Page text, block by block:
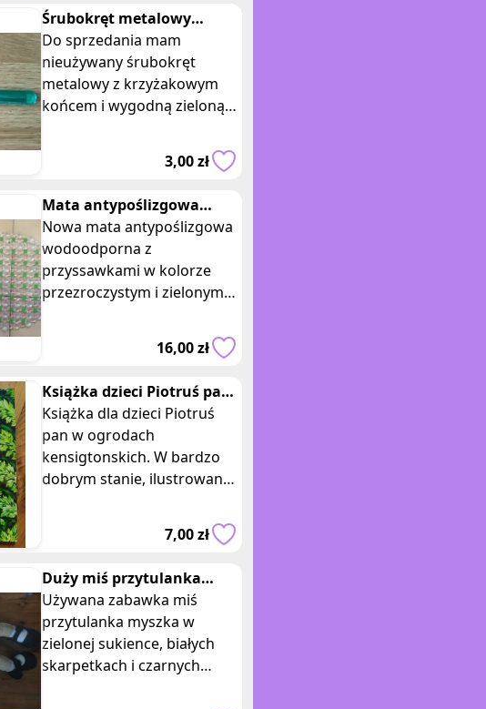
Śrubokręt metalowy
krzyżakowy zielona
plastikowa rączka mały
Do sprzedania mam
nieużywany śrubokręt
metalowy z krzyżakowym
końcem i wygodną zieloną
sztucznego. Śrubokręt jest
małej wielkości, mierzy 13 c
3,00 zł
Mata antypoślizgowa
wodoodporna z
przyssawkami zielona
Nowa mata antypoślizgowa
wodoodporna z
przyssawkami w kolorze
przezroczystym i zielonym.
Posiadam dwie takie same
sztuki, oferta dotyczy je
16,00 zł
Książka dzieci Piotruś pan
w ogrodach
kensigtonskich sowa
Książka dla dzieci Piotruś
pan w ogrodach
kensigtonskich. W bardzo
dobrym stanie, ilustrowana,
Wydawnictwo zielona sowa.
Autor James Matthe7,00 zł
Duży miś przytulanka
myszka w zielonej
sukience
Używana zabawka miś
przytulanka myszka w
zielonej sukience, białych
skarpetkach i czarnych